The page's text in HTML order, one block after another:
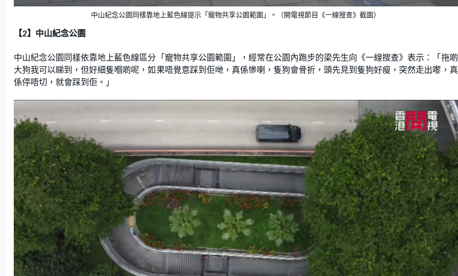
中山紀念公園同樣靠地上藍色線提示「寵物共享公園範圍」。（開電視節目《一線搜查》截圖）
【2】中山紀念公園
中山紀念公園同樣依靠地上藍色線區分「寵物共享公園範圍」，經常在公園內跑步的梁先生向《一線搜查》表示：「拖啲
大狗我可以睇到，但好細隻嗰啲呢，如果唔覺意踩到佢哋，真係慘喇，隻狗會骨折，頭先見到隻狗好瘦，突然走出嚟，真
係停唔切，就會踩到佢。」